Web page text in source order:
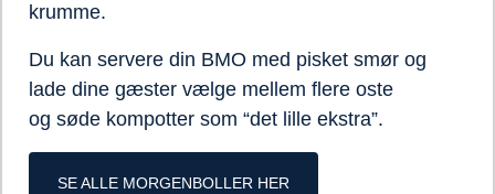
krumme.
Du kan servere din BMO med pisket smør og
lade dine gæster vælge mellem flere oste
og søde kompotter som “det lille ekstra”.
SE ALLE MORGENBOLLER HER